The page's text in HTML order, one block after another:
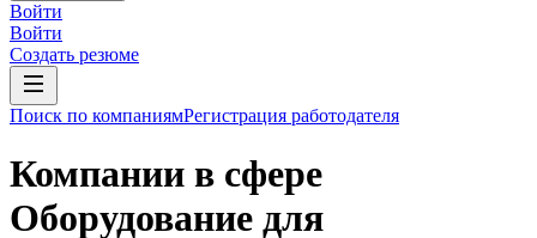
Войти
Войти
Создать резюме
Поиск по компаниямРегистрация работодателя
Компании в сфере
Оборудование для